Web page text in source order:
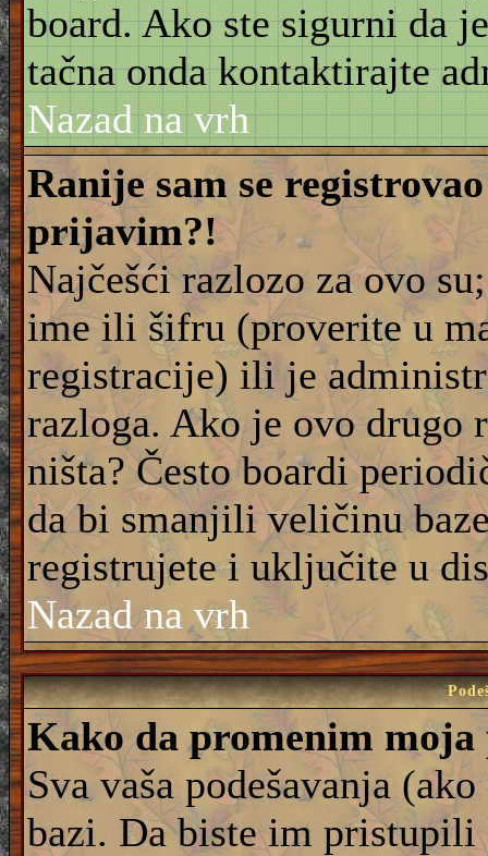
board. Ako ste sigurni da
tačna onda kontaktirajte
Nazad na vrh
Ranije sam se
prijavim?!
Najčešći razlozo za ovo
ime ili šifru (proverite u
registracije) ili je
razloga. Ako je ovo drugo
ništa? Često boardi
da bi smanjili veličinu
registrujete i uključite u
Nazad na vrh
Kako da promenim moja
Sva vaša podešavanja
bazi. Da biste im